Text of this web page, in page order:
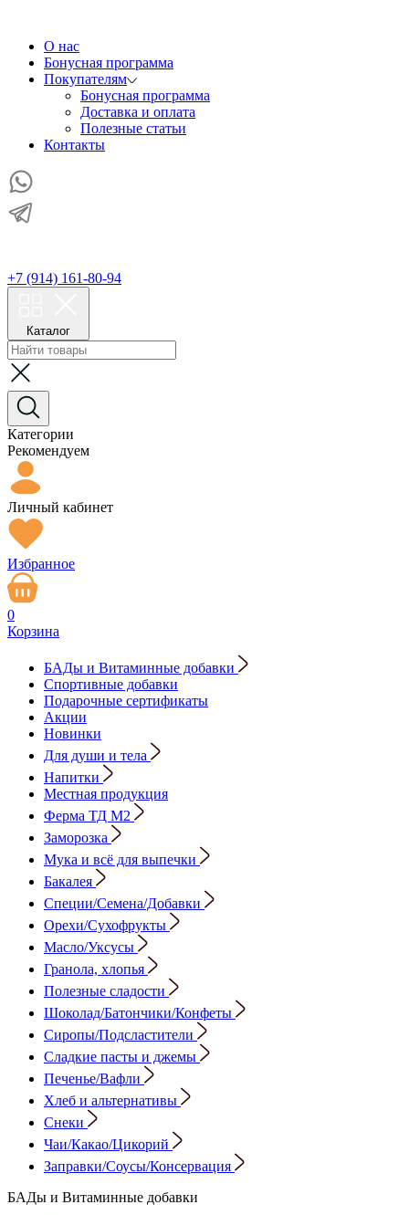
О нас
Бонусная программа
Покупателям
Бонусная программа
Доставка и оплата
Полезные статьи
Контакты
+7 (914) 161-80-94
Каталог
Категории
Рекомендуем
Личный кабинет
Избранное
0
Корзина
БАДы и Витаминные добавки
Спортивные добавки
Подарочные сертификаты
Акции
Новинки
Для души и тела
Напитки
Местная продукция
Ферма ТД М2
Заморозка
Мука и всё для выпечки
Бакалея
Специи/Семена/Добавки
Орехи/Сухофрукты
Масло/Уксусы
Гранола, хлопья
Полезные сладости
Шоколад/Батончики/Конфеты
Сиропы/Подсластители
Сладкие пасты и джемы
Печенье/Вафли
Хлеб и альтернативы
Снеки
Чаи/Какао/Цикорий
Заправки/Соусы/Консервация
БАДы и Витаминные добавки